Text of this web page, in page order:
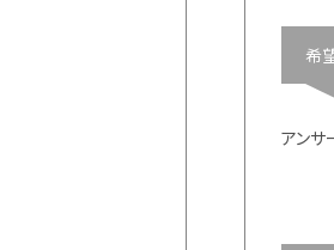
希
アンサ